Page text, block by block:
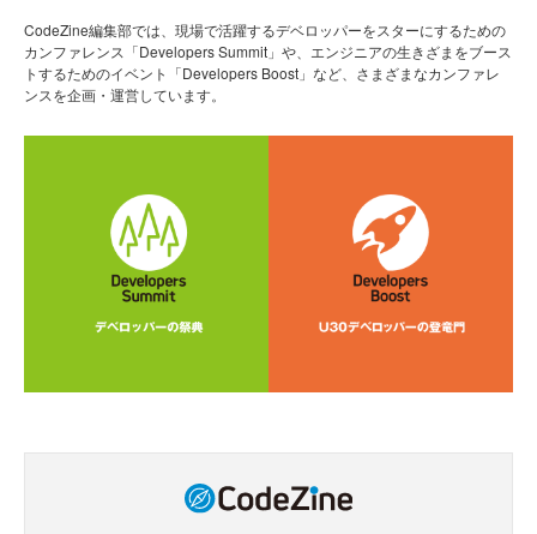
CodeZine編集部では、現場で活躍するデベロッパーをスターにするための
カンファレンス「Developers Summit」や、エンジニアの生きざまをブース
トするためのイベント「Developers Boost」など、さまざまなカンファレ
ンスを企画・運営しています。